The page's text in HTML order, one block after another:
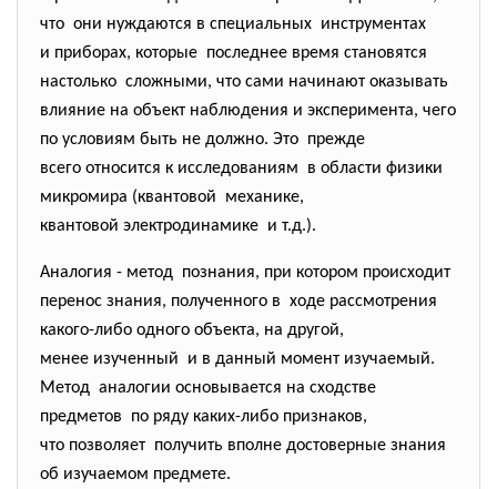
что они нуждаются в специальных инструментах
и приборах, которые последнее время становятся
настолько сложными, что сами начинают оказывать
влияние на объект наблюдения и эксперимента, чего
по условиям быть не должно. Это прежде
всего относится к исследованиям в области физики
микромира (квантовой механике,
квантовой электродинамике и т.д.).
Аналогия - метод познания, при котором происходит
перенос знания, полученного в ходе рассмотрения
какого-либо одного объекта, на другой,
менее изученный и в данный момент изучаемый.
Метод аналогии основывается на сходстве
предметов по ряду каких-либо признаков,
что позволяет получить вполне достоверные знания
об изучаемом предмете.